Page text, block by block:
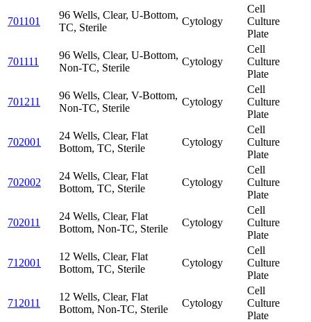
701101
96 Wells, Clear, U-Bottom,
TC, Sterile
Cytology
Cell
Culture
Plate
701111
96 Wells, Clear, U-Bottom,
Non-TC, Sterile
Cytology
Cell
Culture
Plate
701211
96 Wells, Clear, V-Bottom,
Non-TC, Sterile
Cytology
Cell
Culture
Plate
702001
24 Wells, Clear, Flat
Bottom, TC, Sterile
Cytology
Cell
Culture
Plate
702002
24 Wells, Clear, Flat
Bottom, TC, Sterile
Cytology
Cell
Culture
Plate
702011
24 Wells, Clear, Flat
Bottom, Non-TC, Sterile
Cytology
Cell
Culture
Plate
712001
12 Wells, Clear, Flat
Bottom, TC, Sterile
Cytology
Cell
Culture
Plate
712011
12 Wells, Clear, Flat
Bottom, Non-TC, Sterile
Cytology
Cell
Culture
Plate